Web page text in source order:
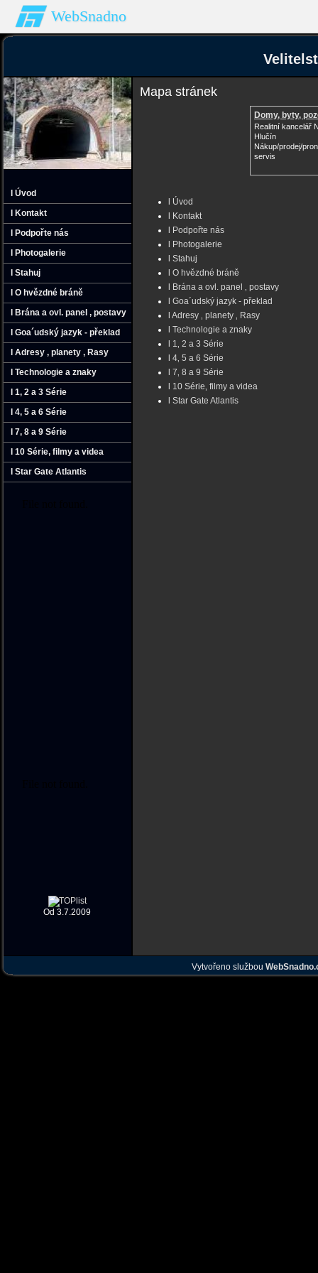
WebSnadno
l Úvod
l Kontakt
l Podpořte nás
l Photogalerie
l Stahuj
l O hvězdné bráně
l Brána a ovl. panel ‚ postavy
l Goa´udský jazyk - překlad
l Adresy ‚ planety ‚ Rasy
l Technologie a znaky
l 1‚ 2 a 3 Série
l 4‚ 5 a 6 Série
l 7‚ 8 a 9 Série
l 10 Série‚ filmy a videa
l Star Gate Atlantis
Od 3.7.2009
Mapa stránek
Domy, byty,
Realitní kancelář
Hlučín
Nákup/prodej/
servis
l Úvod
l Kontakt
l Podpořte nás
l Photogalerie
l Stahuj
l O hvězdné bráně
l Brána a ovl. panel ‚ postavy
l Goa´udský jazyk - překlad
l Adresy ‚ planety ‚ Rasy
l Technologie a znaky
l 1‚ 2 a 3 Série
l 4‚ 5 a 6 Série
l 7‚ 8 a 9 Série
l 10 Série‚ filmy a videa
l Star Gate Atlantis
Vytvořeno službou